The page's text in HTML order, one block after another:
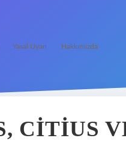
Yasal Uyarı Hakkımızda
CITIUS